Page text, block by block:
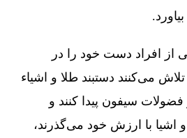
از افراد دست خود را در
می‌کنند دستبند طلا و اشیاء
سیفون پیدا کنند و
اشیا با ارزش خود می‌گذرند،